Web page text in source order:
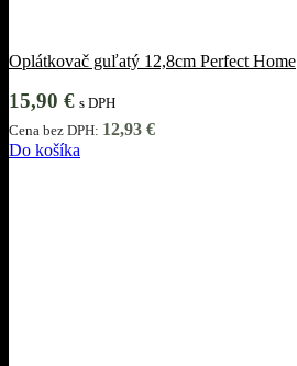
Oplátkovač guľatý 12,8cm Perfect Home
15,90 € s DPH
Cena bez DPH: 12,93 €
Do košíka